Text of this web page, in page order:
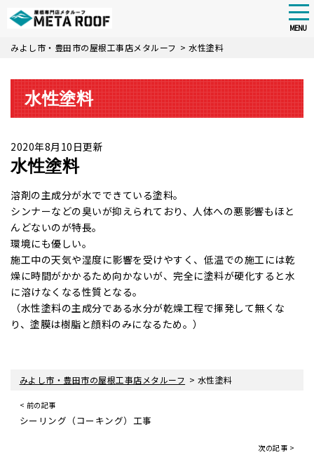
Skip
content
MENU
みよし市・豊田市の屋根工事店メタルーフ > 水性塗料
水性塗料
2020年8月10日更新
水性塗料
溶剤の主成分が水でできている塗料。
シンナーなどの臭いが抑えられており、人体への悪影響もほと
んどないのが特長。
環境にも優しい。
施工中の天気や湿度に影響を受けやすく、低温での施工には乾
燥に時間がかかるため向かないが、完全に塗料が硬化すると水
に溶けなくなる性質となる。
（水性塗料の主成分である水分が乾燥工程で揮発して無くな
り、塗膜は樹脂と顔料のみになるため。）
みよし市・豊田市の屋根工事店メタルーフ > 水性塗料
< 前の記事
シーリング（コーキング）工事
次の記事 >